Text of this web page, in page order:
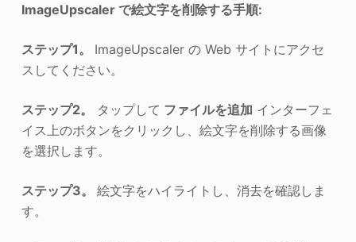
ImageUpscaler で絵文字を削除する手順:
ステップ1。 ImageUpscaler の Web サイトにアクセ
スしてください。
ステップ2。 タップして ファイルを追加 インターフェ
イス上のボタンをクリックし、絵文字を削除する画像
を選択します。
ステップ3。 絵文字をハイライトし、消去を確認しま
す。